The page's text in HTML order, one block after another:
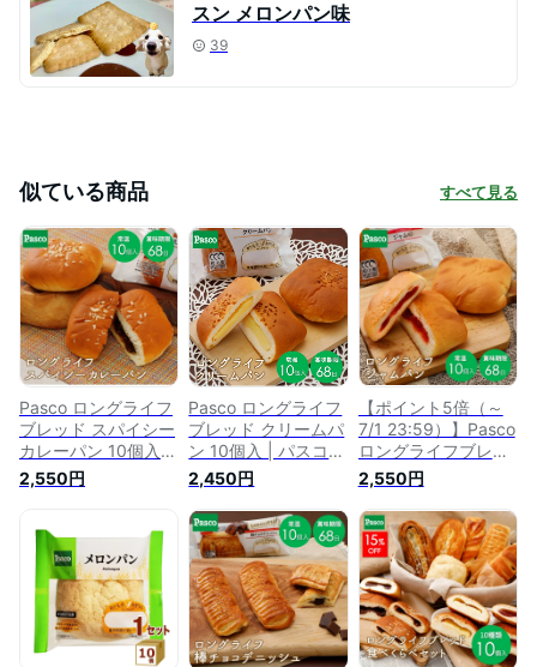
スン メロンパン味
39
似ている商品 すべて見る
Pasco ロングライフ
ブレッド スパイシー
カレーパン 10個入 |
パスコ パン 惣菜パ
ン ロングライフ パ
期保存 常温 ローリ
ングストック 非常食
防災 備蓄 国産小麦
保存料不使用
2,550円
Pasco ロングライフ
ブレッド クリームパ
ン 10個入 | パスコ
ロングライフ パン
菓子パン 長持ち 日
持ち 長期保存 常温
お試し 非常食 防災
備蓄 常備 仕送り ま
とめ買い ローリング
ストック 国産小麦
2,450円
【ポイント5倍（～
7/1 23:59）】Pasco
ロングライフブレッ
ド ジャムパン 10個
入 | パスコ ロングラ
イフ パン 菓子パン
いちごジャム 長持ち
日持ち 長期保存 非
常食 保存食 常温 お
試し 防災 備蓄 常備
ローリングストック
国産小麦
2,550円